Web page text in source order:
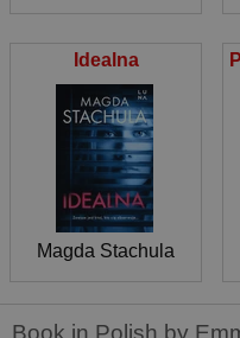
Idealna
Magda Stachula
Book in Polish by